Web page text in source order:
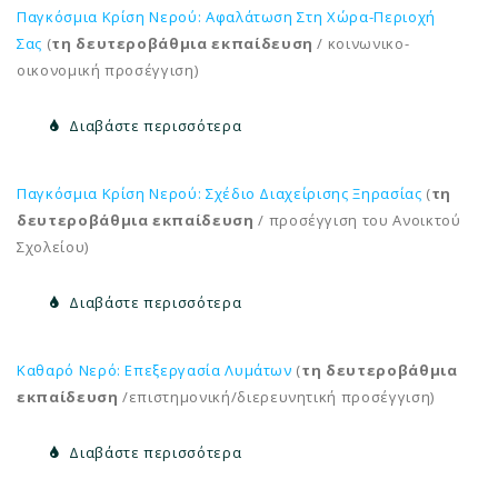
Παγκόσμια Κρίση Νερού: Αφαλάτωση Στη Χώρα-Περιοχή
Σας (τη δευτεροβάθμια εκπαίδευση / κοινωνικο-
οικονομική προσέγγιση)
Διαβάστε περισσότερα
Παγκόσμια Κρίση Νερού: Σχέδιο Διαχείρισης Ξηρασίας (τη
δευτεροβάθμια εκπαίδευση / προσέγγιση του Ανοικτού
Σχολείου)
Διαβάστε περισσότερα
Καθαρό Νερό: Επεξεργασία Λυμάτων (τη δευτεροβάθμια
εκπαίδευση /επιστημονική/διερευνητική προσέγγιση)
Διαβάστε περισσότερα